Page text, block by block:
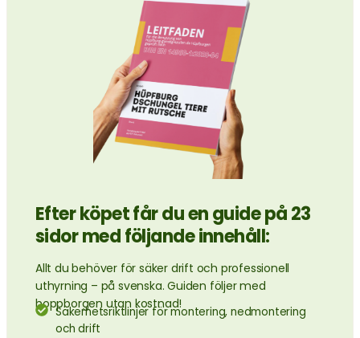
Efter köpet får du en guide på 23
sidor med följande innehåll:
Allt du behöver för säker drift och professionell
uthyrning – på svenska. Guiden följer med
hoppborgen utan kostnad!
Säkerhetsriktlinjer för montering, nedmontering
och drift